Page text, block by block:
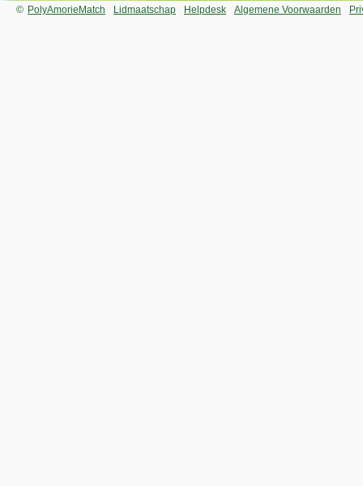
© PolyAmorieMatch Lidmaatschap Helpdesk Algemene Voorwaarden